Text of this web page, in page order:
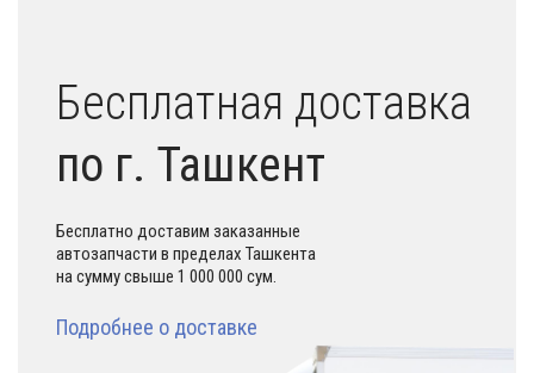
Бесплатная доставка
по г. Ташкент
Бесплатно доставим заказанные
автозапчасти в пределах Ташкента
на сумму свыше 1 000 000 сум.
Подробнее о доставке